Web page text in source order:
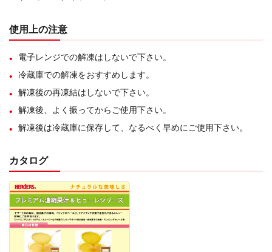
使用上の注意
電子レンジでの解凍はしないで下さい。
冷蔵庫での解凍をおすすめします。
解凍後の再凍結はしないで下さい。
解凍後、よく振ってからご使用下さい。
解凍後は冷蔵庫に保存して、なるべく早めにご使用下さい。
カタログ